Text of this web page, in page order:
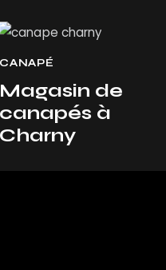
CANAPÉ
Magasin de
canapés à
Charny